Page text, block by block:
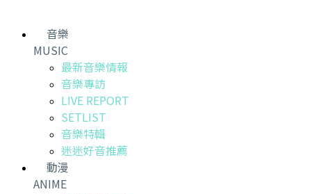
音樂
MUSIC
最新音樂情報
音樂專訪
LIVE REPORT
SETLIST
音樂特輯
迷迷好音推薦
動漫
ANIME